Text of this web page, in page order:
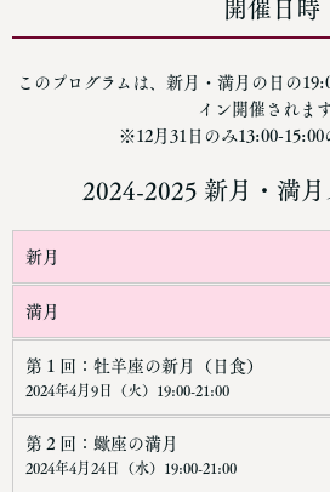
開催日時
このプログラムは、新月・満月の日の
イン開催されます
※12月31日のみ13:00-15:00
2024-2025 新月・満月
新月
満月
第１回：牡羊座の新月（日食）
2024年4月9日（火）19:00-21:00
第２回：蠍座の満月
2024年4月24日（水）19:00-21:00